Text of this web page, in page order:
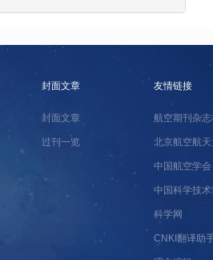
封面文章
封面文章
过刊一览
友情链接
航空期刊杂志
北京航空航
中国航空学会
中国科学技术
科学网
CNKI翻译助